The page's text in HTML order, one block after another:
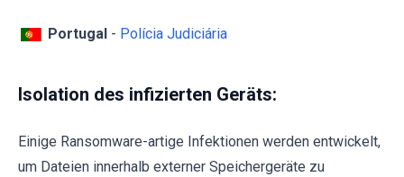
Portugal - Polícia Judiciária
Isolation des infizierten Geräts:
Einige Ransomware-artige Infektionen werden entwickelt,
um Dateien innerhalb externer Speichergeräte zu